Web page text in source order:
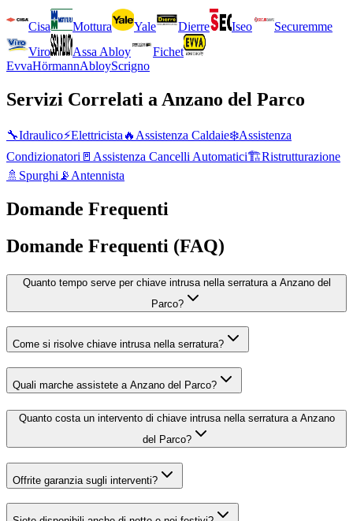
Cisa Mottura Yale Dierre Iseo
Securemme
Viro
Assa Abloy
Fichet
EvvaHörmannAbloyScrigno
Servizi Correlati a Anzano del Parco
🔧Idraulico⚡Elettricista 🔥 Assistenza Caldaie❄️Assistenza
Condizionatori 🚪 Assistenza Cancelli Automatici🏗️Ristrutturazione
🚿 Spurghi 📡 Antennista
Domande Frequenti
Domande Frequenti (FAQ)
Quanto tempo serve per chiave intrusa nella serratura a Anzano del
Parco?
Come si risolve chiave intrusa nella serratura?
Quali marche assistete a Anzano del Parco?
Quanto costa un intervento di chiave intrusa nella serratura a Anzano
del Parco?
Offrite garanzia sugli interventi?